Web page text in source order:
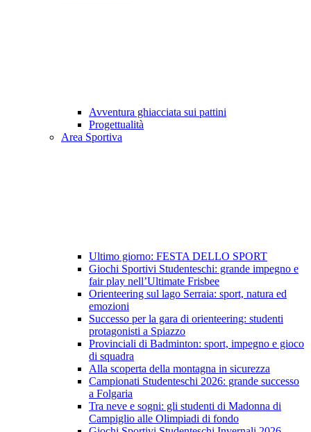
Avventura ghiacciata sui pattini
Progettualità
Area Sportiva
Ultimo giorno: FESTA DELLO SPORT
Giochi Sportivi Studenteschi: grande impegno e
fair play nell’Ultimate Frisbee
Orienteering sul lago Serraia: sport, natura ed
emozioni
Successo per la gara di orienteering: studenti
protagonisti a Spiazzo
Provinciali di Badminton: sport, impegno e gioco
di squadra
Alla scoperta della montagna in sicurezza
Campionati Studenteschi 2026: grande successo
a Folgaria
Tra neve e sogni: gli studenti di Madonna di
Campiglio alle Olimpiadi di fondo